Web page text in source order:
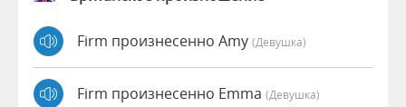
Firm произнесенно Amy (девушка)
Firm произнесенно Emma (девушка)